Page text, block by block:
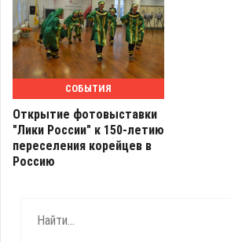
СОБЫТИЯ
Открытие фотовыставки
"Лики России" к 150-летию
переселения корейцев в
Россию